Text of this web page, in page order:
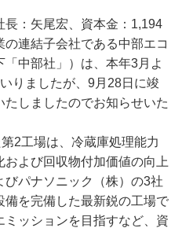
長：矢尾宏、資本金：1,194
連結子会社である中部エコ
中部社」）は、本年3月よ
りましたが、9月28日に竣
しましたのでお知らせいた
2工場は、冷蔵庫処理能力
よび回収物付加価値の向上
びパナソニック（株）の3社
を完備した最新鋭の工場で
ッションを目指すなど、資